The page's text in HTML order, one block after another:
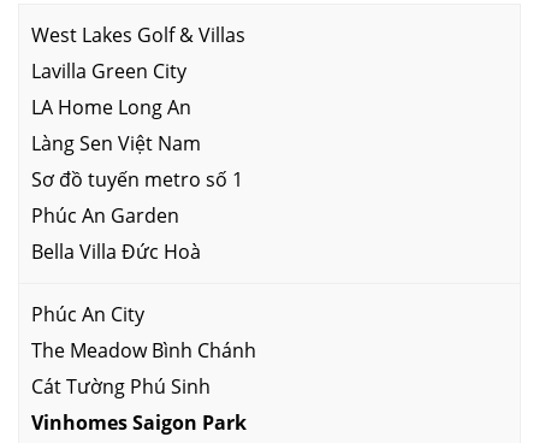
West Lakes Golf & Villas
Lavilla Green City
LA Home Long An
Làng Sen Việt Nam
Sơ đồ tuyến metro số 1
Phúc An Garden
Bella Villa Đức Hoà
Phúc An City
The Meadow Bình Chánh
Cát Tường Phú Sinh
Vinhomes Saigon Park